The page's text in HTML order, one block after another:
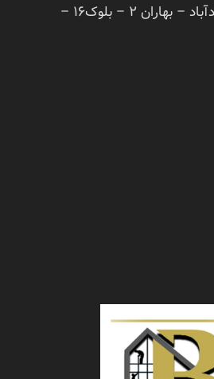
تهران – بازار آهن شادآباد – بهاران 2 – بلوک16 –